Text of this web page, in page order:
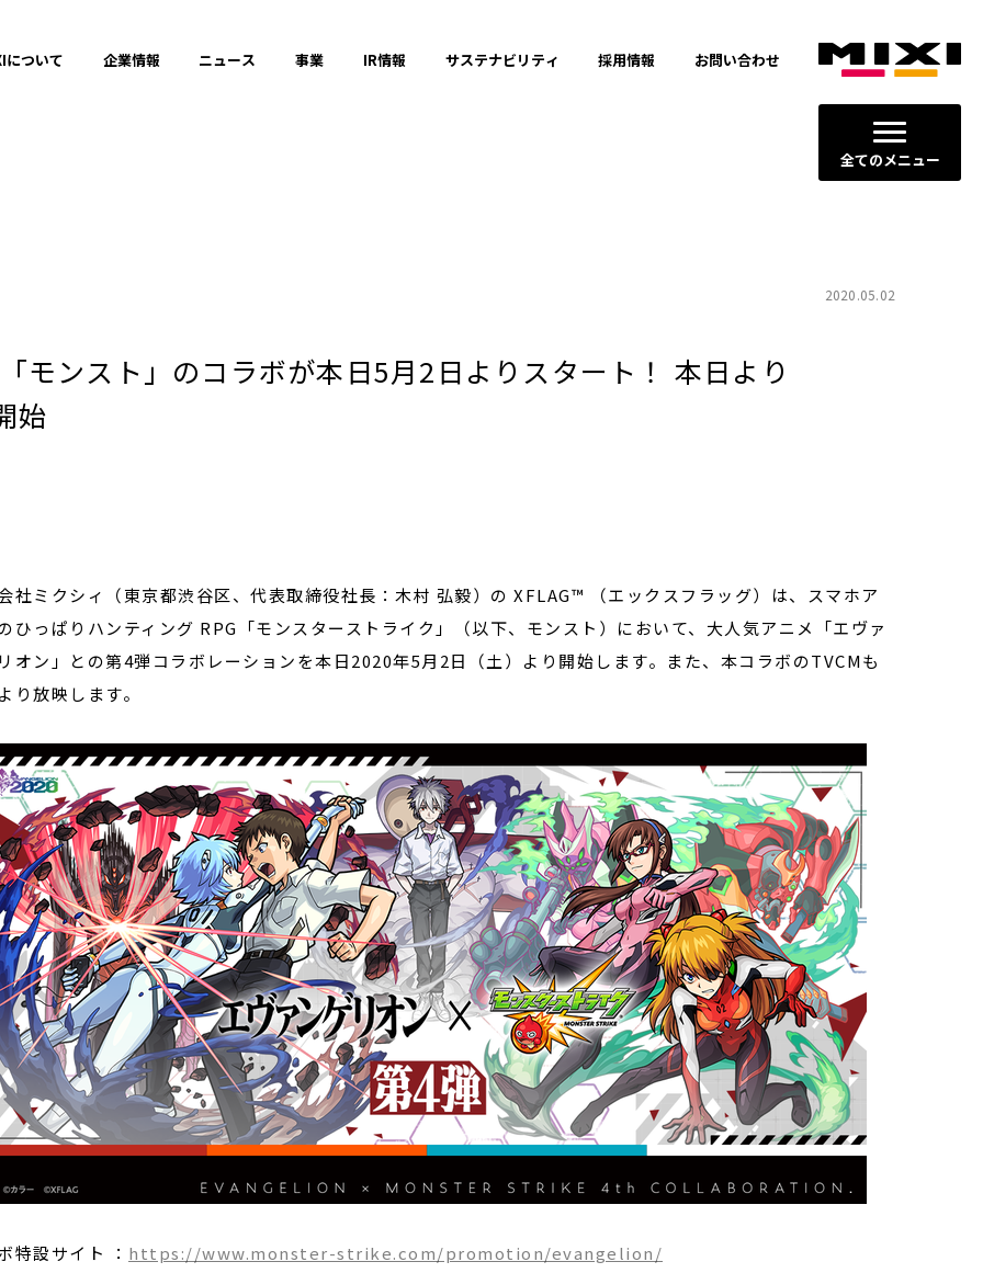
全てのメニュー
について 企業情報 ニュース 事業 IR情報 サステナビリティ 採用情報 お問い合わせ
2020.05.02
モンスト」のコラボが本日5月2日よりスタート！ 本日より
始
社ミクシィ（東京都渋谷区、代表取締役社長：木村 弘毅）の XFLAG™ （エックスフラッグ）は、スマホア
ひっぱりハンティング RPG「モンスターストライク」（以下、モンスト）において、大人気アニメ「エヴァ
オン」との第4弾コラボレーションを本日2020年5月2日（土）より開始します。また、本コラボのTVCMも
り放映します。
特設サイト ： https://www.monster-strike.com/promotion/evangelion/